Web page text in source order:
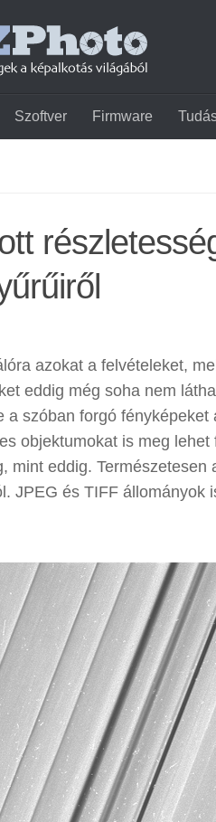
Szoftver Firmware
azokat a felvételeket,
eddig még soha nem
a szóban forgó
objektumokat is meg
mint eddig.
JPEG és TIFF állományok